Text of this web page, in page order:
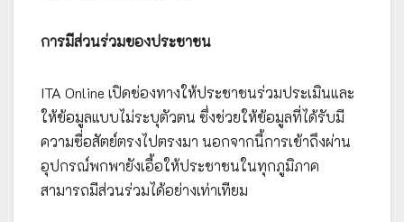
การมีส่วนร่วมของประชาชน
ITA Online เปิดช่องทางให้ประชาชนร่วมประเมินและ
ให้ข้อมูลแบบไม่ระบุตัวตน ซึ่งช่วยให้ข้อมูลที่ได้รับมี
ความซื่อสัตย์ตรงไปตรงมา นอกจากนี้การเข้าถึงผ่าน
อุปกรณ์พกพายังเอื้อให้ประชาชนในทุกภูมิภาค
สามารถมีส่วนร่วมได้อย่างเท่าเทียม